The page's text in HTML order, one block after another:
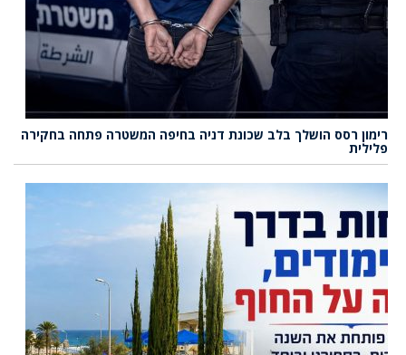
רימון רסס הושלך בלב שכונת דניה בחיפה המשטרה פתחה בחקירה
פלילית